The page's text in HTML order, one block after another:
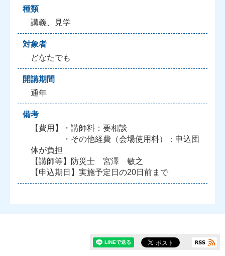
種類
講義、見学
対象者
どなたでも
開講期間
通年
備考
【費用】・講師料：要相談
・その他経費（会場使用料）：申込団
体が負担
【講師等】防災士 宮澤 敏之
【申込期日】実施予定日の20日前まで